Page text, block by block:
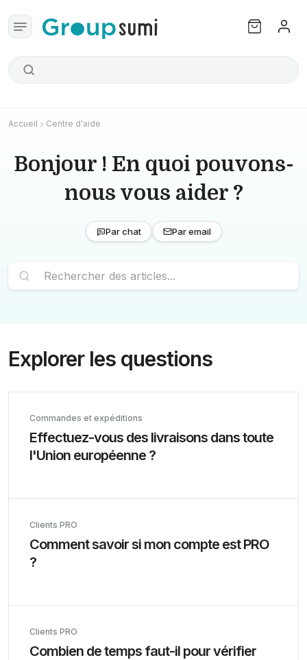
Accueil Centre d'aide
Bonjour ! En quoi pouvons-
nous vous aider ?
Par chat Par email
Explorer les questions
fréquentes
Commandes et expéditions
Effectuez-vous des livraisons dans toute
l'Union européenne ?
Clients PRO
Comment savoir si mon compte est PRO
?
Clients PRO
Combien de temps faut-il pour vérifier